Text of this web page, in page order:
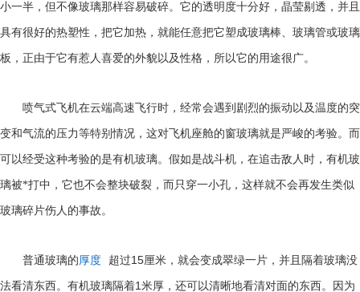
小一半，但不像玻璃那样容易破碎。它的透明度十分好，晶莹剔透，并且
具有很好的热塑性，把它加热，就能任意把它塑成玻璃棒、玻璃管或玻璃
板，正由于它有惹人喜爱的外貌以及性格，所以它的用途很广。
喷气式飞机在云端高速飞行时，经常会遇到剧烈的振动以及温度的突
变和气流的压力等特别情况，这对飞机座舱的窗玻璃就是严峻的考验。而
可以经受这种考验的是有机玻璃。假如是战斗机，在追击敌人时，有机玻
璃被*打中，它也不会整块破裂，而只穿一小孔，这样就不会再发生类似
玻璃碎片伤人的事故。
普通玻璃的厚度 超过15厘米，就会变成翠绿一片，并且隔着玻璃没
法看清东西。有机玻璃隔着1 米厚，还可以清晰地看清对面的东西。因为